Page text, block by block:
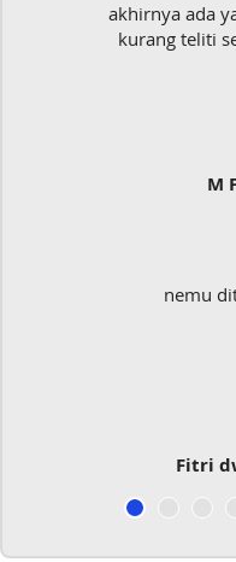
akhirnya ada yang
kurang teliti
M Fadhil
nemu
Fitri dwi